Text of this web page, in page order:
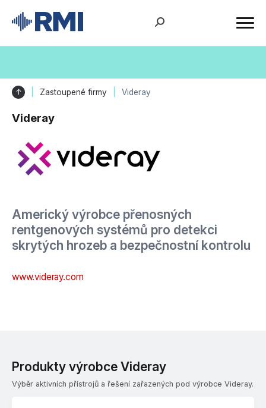
↑ Zastoupené firmy Videray
Videray
Americký výrobce přenosných
rentgenových systémů pro detekci
skrytých hrozeb a bezpečnostní kontrolu
www.videray.com
Produkty výrobce Videray
Výběr aktivních přístrojů a řešení zařazených pod výrobce Videray.